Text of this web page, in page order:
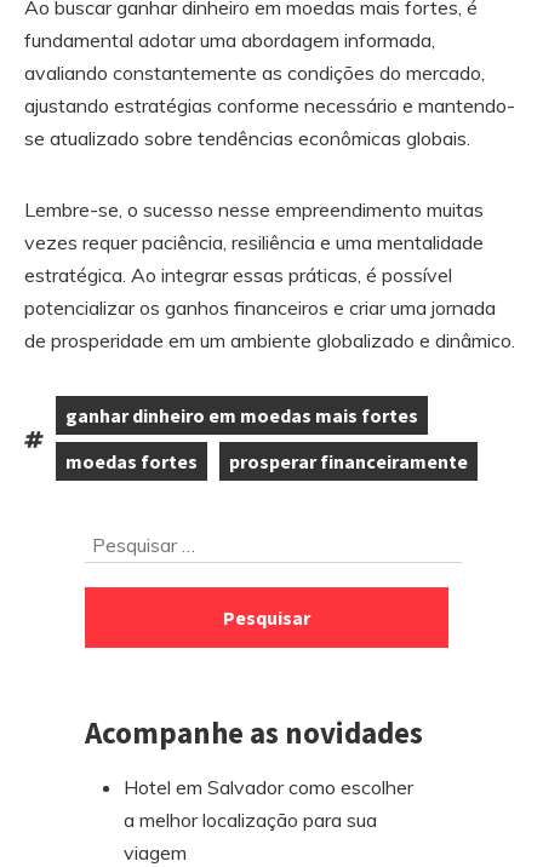
Ao buscar ganhar dinheiro em moedas mais fortes, é
fundamental adotar uma abordagem informada,
avaliando constantemente as condições do mercado,
ajustando estratégias conforme necessário e mantendo-
se atualizado sobre tendências econômicas globais.
Lembre-se, o sucesso nesse empreendimento muitas
vezes requer paciência, resiliência e uma mentalidade
estratégica. Ao integrar essas práticas, é possível
potencializar os ganhos financeiros e criar uma jornada
de prosperidade em um ambiente globalizado e dinâmico.
Tags:
ganhar dinheiro em moedas mais fortes
moedas fortes
prosperar financeiramente
Pesquisar
Acompanhe as novidades
Hotel em Salvador como escolher
a melhor localização para sua
viagem